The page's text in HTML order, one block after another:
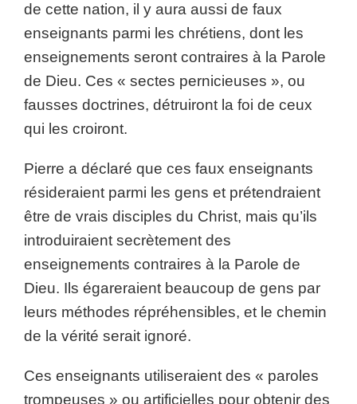
de cette nation, il y aura aussi de faux
enseignants parmi les chrétiens, dont les
enseignements seront contraires à la Parole
de Dieu. Ces « sectes pernicieuses », ou
fausses doctrines, détruiront la foi de ceux
qui les croiront.
Pierre a déclaré que ces faux enseignants
résideraient parmi les gens et prétendraient
être de vrais disciples du Christ, mais qu’ils
introduiraient secrètement des
enseignements contraires à la Parole de
Dieu. Ils égareraient beaucoup de gens par
leurs méthodes répréhensibles, et le chemin
de la vérité serait ignoré.
Ces enseignants utiliseraient des « paroles
trompeuses » ou artificielles pour obtenir des